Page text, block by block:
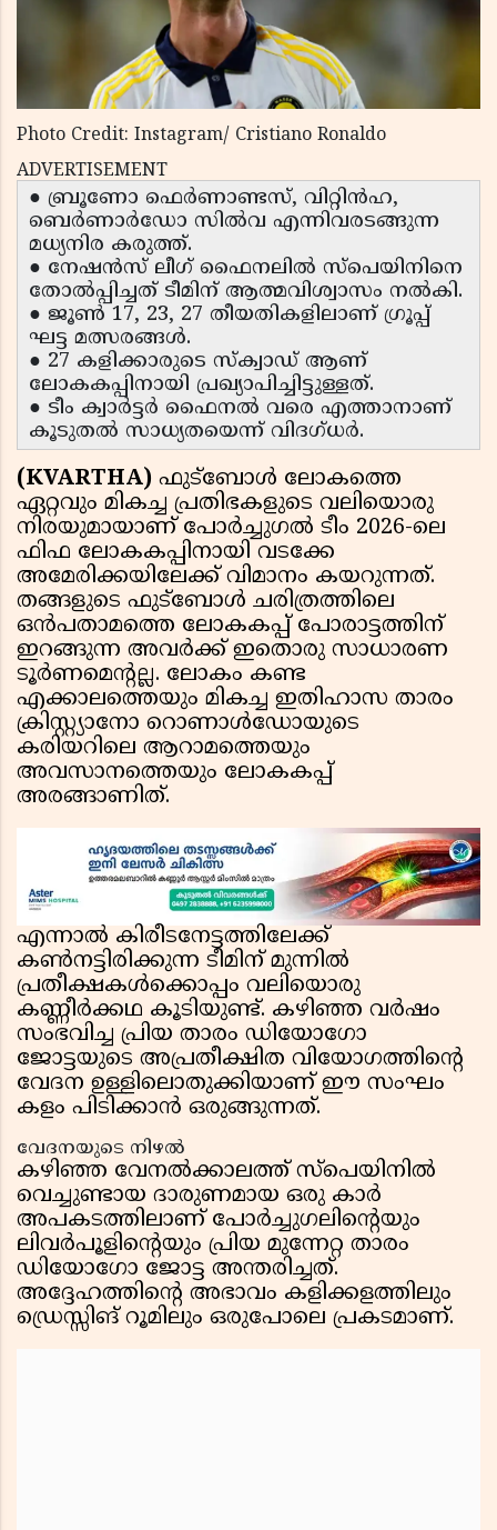
Photo Credit: Instagram/ Cristiano Ronaldo
ADVERTISEMENT
● ബ്രൂണോ ഫെർണാണ്ടസ്, വിറ്റിൻഹ,
ബെർണാർഡോ സിൽവ എന്നിവരടങ്ങുന്ന
മധ്യനിര കരുത്ത്.
● നേഷൻസ് ലീഗ് ഫൈനലിൽ സ്പെയിനിനെ
തോൽപ്പിച്ചത് ടീമിന് ആത്മവിശ്വാസം നൽകി.
● ജൂൺ 17, 23, 27 തീയതികളിലാണ് ഗ്രൂപ്പ്
ഘട്ട മത്സരങ്ങൾ.
● 27 കളിക്കാരുടെ സ്ക്വാഡ് ആണ്
ലോകകപ്പിനായി പ്രഖ്യാപിച്ചിട്ടുള്ളത്.
● ടീം ക്വാർട്ടർ ഫൈനൽ വരെ എത്താനാണ്
കൂടുതൽ സാധ്യതയെന്ന് വിദഗ്ധർ.
(KVARTHA) ഫുട്ബോൾ ലോകത്തെ
ഏറ്റവും മികച്ച പ്രതിഭകളുടെ വലിയൊരു
നിരയുമായാണ് പോർച്ചുഗൽ ടീം 2026-ലെ
ഫിഫ ലോകകപ്പിനായി വടക്കേ
അമേരിക്കയിലേക്ക് വിമാനം കയറുന്നത്.
തങ്ങളുടെ ഫുട്ബോൾ ചരിത്രത്തിലെ
ഒൻപതാമത്തെ ലോകകപ്പ് പോരാട്ടത്തിന്
ഇറങ്ങുന്ന അവർക്ക് ഇതൊരു സാധാരണ
ടൂർണമെന്റല്ല. ലോകം കണ്ട
എക്കാലത്തെയും മികച്ച ഇതിഹാസ താരം
ക്രിസ്റ്റ്യാനോ റൊണാൾഡോയുടെ
കരിയറിലെ ആറാമത്തെയും
അവസാനത്തെയും ലോകകപ്പ്
അരങ്ങാണിത്.
എന്നാൽ കിരീടനേട്ടത്തിലേക്ക്
കൺനട്ടിരിക്കുന്ന ടീമിന് മുന്നിൽ
പ്രതീക്ഷകൾക്കൊപ്പം വലിയൊരു
കണ്ണീർക്കഥ കൂടിയുണ്ട്. കഴിഞ്ഞ വർഷം
സംഭവിച്ച പ്രിയ താരം ഡിയോഗോ
ജോട്ടയുടെ അപ്രതീക്ഷിത വിയോഗത്തിന്റെ
വേദന ഉള്ളിലൊതുക്കിയാണ് ഈ സംഘം
കളം പിടിക്കാൻ ഒരുങ്ങുന്നത്.
വേദനയുടെ നിഴൽ
കഴിഞ്ഞ വേനൽക്കാലത്ത് സ്പെയിനിൽ
വെച്ചുണ്ടായ ദാരുണമായ ഒരു കാർ
അപകടത്തിലാണ് പോർച്ചുഗലിന്റെയും
ലിവർപൂളിന്റെയും പ്രിയ മുന്നേറ്റ താരം
ഡിയോഗോ ജോട്ട അന്തരിച്ചത്.
അദ്ദേഹത്തിന്റെ അഭാവം കളിക്കളത്തിലും
ഡ്രെസ്സിങ് റൂമിലും ഒരുപോലെ പ്രകടമാണ്.